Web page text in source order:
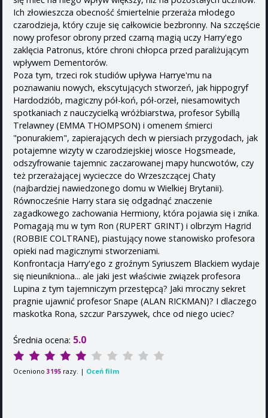
Ich złowieszcza obecność śmiertelnie przeraża młodego
czarodzieja, który czuje się całkowicie bezbronny. Na szczęście
nowy profesor obrony przed czarną magią uczy Harry'ego
zaklęcia Patronus, które chroni chłopca przed paraliżującym
wpływem Dementorów.
Poza tym, trzeci rok studiów upływa Harrye'mu na
poznawaniu nowych, ekscytujących stworzeń, jak hippogryf
Hardodziób, magiczny pół-koń, pół-orzeł, niesamowitych
spotkaniach z nauczycielką wróżbiarstwa, profesor Sybillą
Trelawney (EMMA THOMPSON) i omenem śmierci
"ponurakiem", zapierających dech w piersiach przygodach, jak
potajemne wizyty w czarodziejskiej wiosce Hogsmeade,
odszyfrowanie tajemnic zaczarowanej mapy huncwotów, czy
też przerażającej wycieczce do Wrzeszczącej Chaty
(najbardziej nawiedzonego domu w Wielkiej Brytanii).
Równocześnie Harry stara się odgadnąć znaczenie
zagadkowego zachowania Hermiony, która pojawia się i znika.
Pomagają mu w tym Ron (RUPERT GRINT) i olbrzym Hagrid
(ROBBIE COLTRANE), piastujący nowe stanowisko profesora
opieki nad magicznymi stworzeniami.
Konfrontacja Harry'ego z groźnym Syriuszem Blackiem wydaje
się nieunikniona... ale jaki jest właściwie związek profesora
Lupina z tym tajemniczym przestępcą? Jaki mroczny sekret
pragnie ujawnić profesor Snape (ALAN RICKMAN)? I dlaczego
maskotka Rona, szczur Parszywek, chce od niego uciec?
Średnia ocena: 5.0
Oceniono 3195 razy. | Oceń film